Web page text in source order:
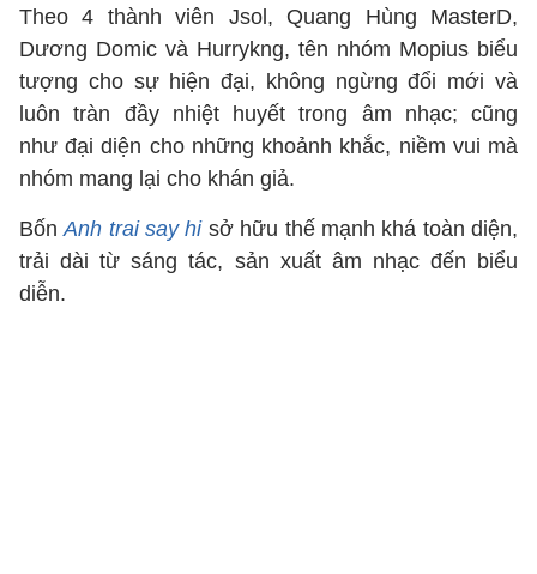
Theo 4 thành viên Jsol, Quang Hùng MasterD,
Dương Domic và Hurrykng, tên nhóm Mopius biểu
tượng cho sự hiện đại, không ngừng đổi mới và
luôn tràn đầy nhiệt huyết trong âm nhạc; cũng
như đại diện cho những khoảnh khắc, niềm vui mà
nhóm mang lại cho khán giả.
BốnAnh trai say hisở hữu thế mạnh khá toàn diện,
trải dài từ sáng tác, sản xuất âm nhạc đến biểu
diễn.